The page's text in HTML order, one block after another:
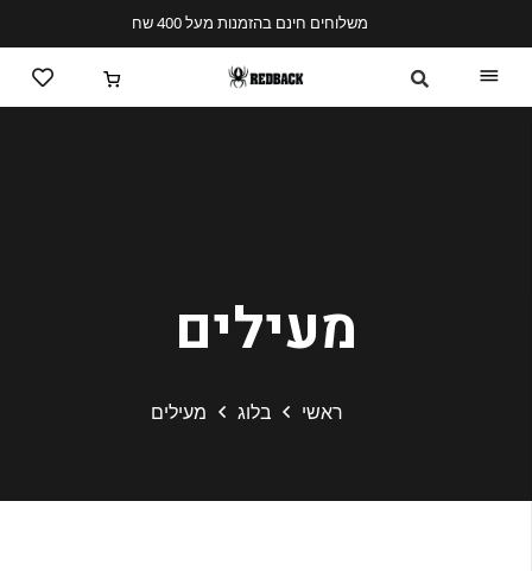
משלוחים חינם בהזמנות מעל 400 שח
מעילים
ראשי בלוג מעילים